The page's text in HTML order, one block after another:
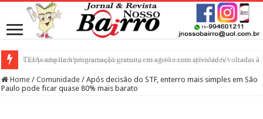
TEIAs ampliam programação gratuita em agosto com atividades voltadas à
Home / Comunidade / Após decisão do STF, enterro mais simples em São
Paulo pode ficar quase 80% mais barato